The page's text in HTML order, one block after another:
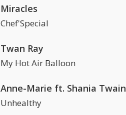
Miracles
Chef'Special
Twan Ray
My Hot Air Balloon
Anne-Marie ft. Shania Twain
Unhealthy